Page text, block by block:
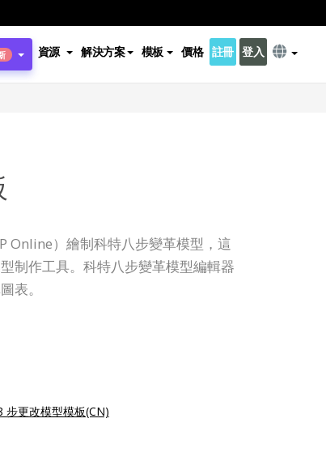
資源 解決方案 模板 價格 註冊 登入
Online）繪制科特八步變革模型，這
制作工具。科特八步變革模型編輯器
表。
步更改模型模板(CN)